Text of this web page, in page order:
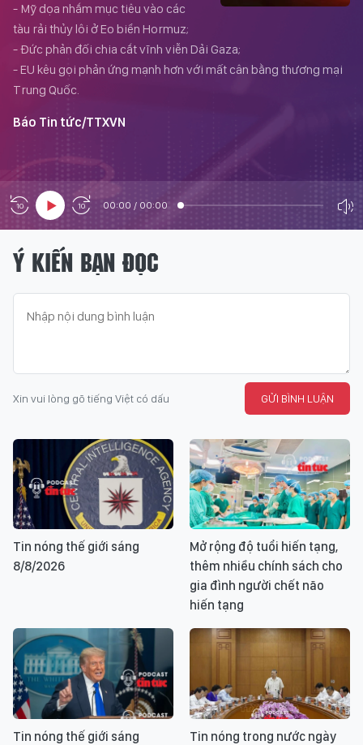
- Mỹ dọa nhắm mục tiêu vào các
tàu rải thủy lôi ở Eo biển Hormuz;
- Đức phản đối chia cắt vĩnh viễn Dải Gaza;
- EU kêu gọi phản ứng mạnh hơn với mất cân bằng thương mại
Trung Quốc.
Báo Tin tức/TTXVN
00:00 / 00:00
Ý KIẾN BẠN ĐỌC
Xin vui lòng gõ tiếng Việt có dấu GỬI BÌNH LUẬN
Tin nóng thế giới sáng
8/8/2026
Mở rộng độ tuổi hiến tạng,
thêm nhiều chính sách cho
gia đình người chết não
hiến tạng
Tin nóng thế giới sáng
Tin nóng trong nước ngày